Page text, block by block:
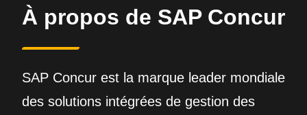
À propos de SAP Concur
SAP Concur est la marque leader mondiale
des solutions intégrées de gestion des